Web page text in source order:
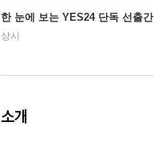
한 눈에 보는 YES24 단독 선출간
상시
소개